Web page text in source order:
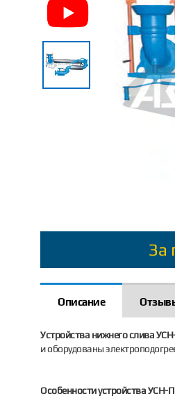
За
Описание
Устройства нижнего слива
и оборудованы
Особенности устройства УСН-